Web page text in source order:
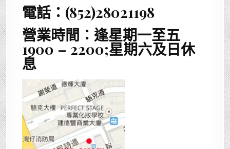
電話：(852)28021198
營業時間：逢星期一至五
1900 – 2200;星期六及日休
息